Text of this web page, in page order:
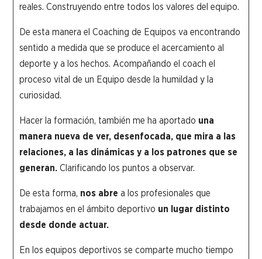
reales. Construyendo entre todos los valores del equipo.
De esta manera el Coaching de Equipos va encontrando
sentido a medida que se produce el acercamiento al
deporte y a los hechos. Acompañando el coach el
proceso vital de un Equipo desde la humildad y la
curiosidad.
Hacer la formación, también me ha aportado una
manera nueva de ver, desenfocada, que mira a las
relaciones, a las dinámicas y a los patrones que se
generan. Clarificando los puntos a observar.
De esta forma, nos abre a los profesionales que
trabajamos en el ámbito deportivo un lugar distinto
desde donde actuar.
En los equipos deportivos se comparte mucho tiempo